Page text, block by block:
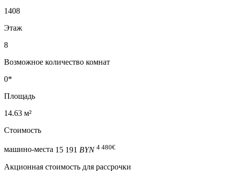
1408
Этаж
8
Возможное количество комнат
0*
Площадь
14.63 м²
Стоимость
машино-места 15 191 BYN 4 480€
Акционная стоимость для рассрочки